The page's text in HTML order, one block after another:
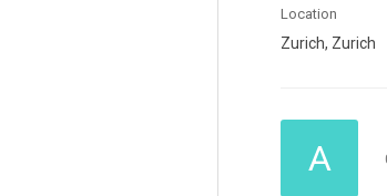
Location
Zurich, Zurich
A